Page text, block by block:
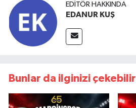
EDITÖR HAKKINDA
EDANUR KUŞ
Bunlar da ilginizi çekebilir